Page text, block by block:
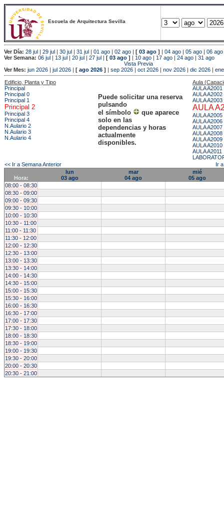
Escuela de Arquitectura Sevilla
Ver Día: 28 jul | 29 jul | 30 jul | 31 jul | 01 ago | 02 ago | [ 03 ago ] | 04 ago | 05 ago | 06 ago
Ver Semana: 06 jul | 13 jul | 20 jul | 27 jul | [ 03 ago ] | 10 ago | 17 ago | 24 ago | 31 ago
Vista Previa
Ver Mes: jun 2026 | jul 2026 | [ ago 2026 ] | sep 2026 | oct 2026 | nov 2026 | dic 2026 |
Edificio, Planta y Tipo
Principal
Principal 0
Principal 1
Principal 2
Principal 3
Principal 4
N.Aulario 2
N.Aulario 3
N.Aulario 4
Puede solicitar una reserva
pulsando
el símbolo
que aparece
solo en las
dependencias y horas
actualmente
disponibles.
Aula
AULA A2001
AULA A2002
AULA A2003
AULA
AULA A2005
AULA A2006
AULA A2007
AULA A2008
AULA A2009
AULA A2010
AULA A2011
<< Ir a Semana Anterior
Ir
Hora:
lun
03 ago
mar
04 ago
mié
05 ago
08:00 - 08:30
08:30 - 09:00
09:00 - 09:30
09:30 - 10:00
10:00 - 10:30
10:30 - 11:00
11:00 - 11:30
11:30 - 12:00
12:00 - 12:30
12:30 - 13:00
13:00 - 13:30
13:30 - 14:00
14:00 - 14:30
14:30 - 15:00
15:00 - 15:30
15:30 - 16:00
16:00 - 16:30
16:30 - 17:00
17:00 - 17:30
17:30 - 18:00
18:00 - 18:30
18:30 - 19:00
19:00 - 19:30
19:30 - 20:00
20:00 - 20:30
20:30 - 21:00